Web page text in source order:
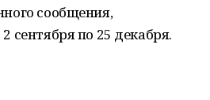
сообщения,
сентября по 25 декабря.